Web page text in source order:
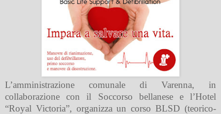
L’amministrazione comunale di Varenna, in
collaborazione con il Soccorso bellanese e l’Hotel
“Royal Victoria”, organizza uncorso BLSD (teorico-